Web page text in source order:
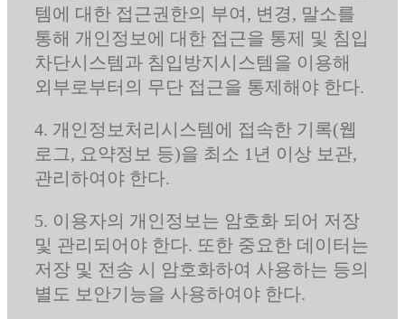
템에 대한 접근권한의 부여, 변경, 말소를
통해 개인정보에 대한 접근을 통제 및 침입
차단시스템과 침입방지시스템을 이용해
외부로부터의 무단 접근을 통제해야 한다.
4. 개인정보처리시스템에 접속한 기록(웹
로그, 요약정보 등)을 최소 1년 이상 보관,
관리하여야 한다.
5. 이용자의 개인정보는 암호화 되어 저장
및 관리되어야 한다. 또한 중요한 데이터는
저장 및 전송 시 암호화하여 사용하는 등의
별도 보안기능을 사용하여야 한다.